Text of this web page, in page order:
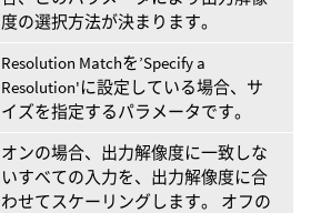
度の選択方法が決まります。
Resolution Matchを’Specify a
Resolution'に設定している場合、サ
イズを指定するパラメータです。
オンの場合、出力解像度に一致しな
いすべての入力を、出力解像度に合
わせてスケーリングします。 オフの